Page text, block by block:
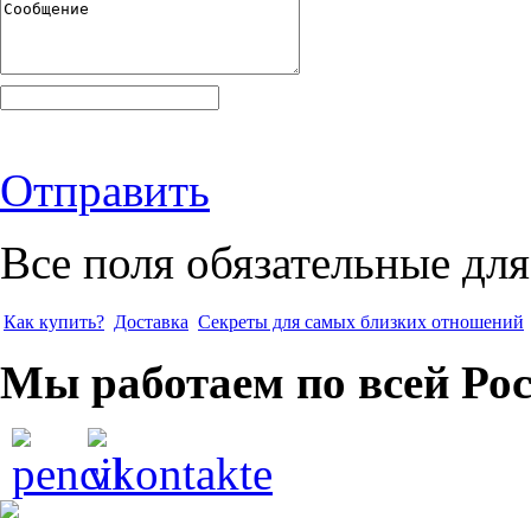
Отправить
Все поля обязательные
Как купить? Доставка Секреты для самых близких отношений
Мы работаем по всей